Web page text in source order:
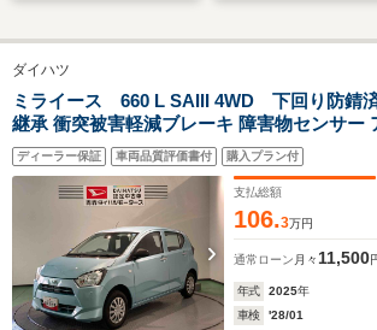
ーミラー・プロパイロ
ット
イドリングスト
トヒーター ベン
ート CVT 盗難防
システム ABS
ダイハツ
ミライース 660 L SAIII 4WD 下回り防錆
継承 衝突被害軽減ブレーキ 障害物センサー
間違い防止装置
ディーラー保証 車両品質評価書付 購入プラン付
支払総額
106.3万円
通常ローン 月々 11,500
年式 2025年
車検
'28/01